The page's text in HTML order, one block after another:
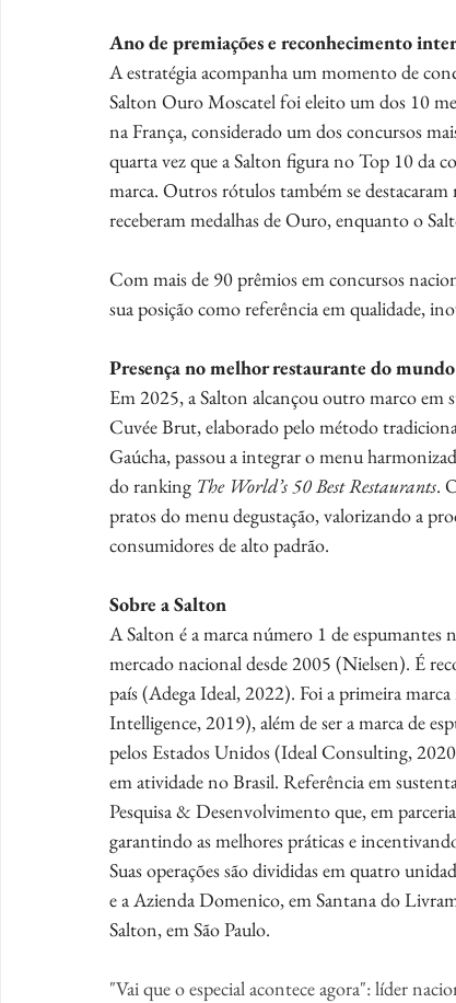
Ano de premiações e reconhecimento
A estratégia acompanha um momento de
Salton Ouro Moscatel foi eleito um dos 10
na França, considerado um dos concursos
quarta vez que a Salton figura no Top 10 da
marca. Outros rótulos também se
receberam medalhas de Ouro, enquanto o
Com mais de 90 prêmios em concursos
sua posição como referência em qualidade,
Presença no melhor restaurante do mundo
Em 2025, a Salton alcançou outro marco em
Cuvée Brut, elaborado pelo método
Gaúcha, passou a integrar o menu
do ranking The World’s 50 Best Restaurants.
pratos do menu degustação, valorizando a
consumidores de alto padrão.
Sobre a Salton
A Salton é a marca número 1 de
mercado nacional desde 2005 (Nielsen). É
país (Adega Ideal, 2022). Foi a primeira
Intelligence, 2019), além de ser a marca de
pelos Estados Unidos (Ideal Consulting,
em atividade no Brasil. Referência em
Pesquisa & Desenvolvimento que, em
garantindo as melhores práticas e
Suas operações são divididas em quatro
e a Azienda Domenico, em Santana do
Salton, em São Paulo.
"Vai que o especial acontece agora": líder